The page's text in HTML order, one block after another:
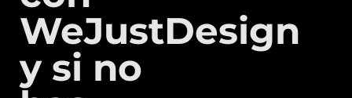
WeJustDesign
y si no